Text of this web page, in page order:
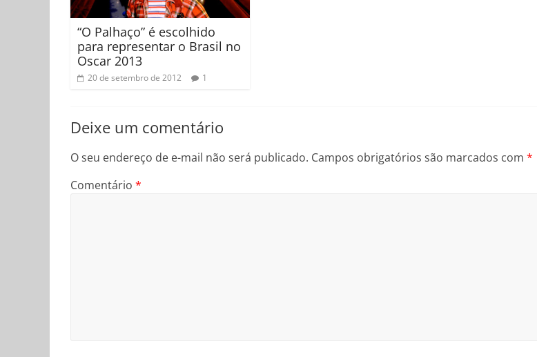
“O Palhaço” é escolhido
para representar o Brasil no
Oscar 2013
20 de setembro de 2012 1
Deixe um comentário
O seu endereço de e-mail não será publicado. Campos obrigatórios são marcados com *
Comentário *